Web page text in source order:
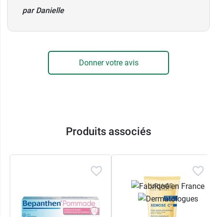
Hydratation 24h
pH physiologique
Absorption rapide
Fini non gras et non collant
Conditionnement :tube de 200 ml ou flacon-
par Danielle
Donner votre avis
Produits associés